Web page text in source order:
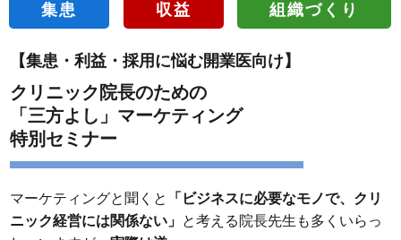
集患 収益 組織づくり
【集患・利益・採用に悩む開業医向け】
クリニック院長のための
「三方よし」マーケティング
特別セミナー
マーケティングと聞くと
「ビジネスに必要なモノで、クリ
ニック経営には関係ない」 と考える院長先生も多くいらっ